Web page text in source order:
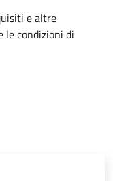
e altre
condizioni di